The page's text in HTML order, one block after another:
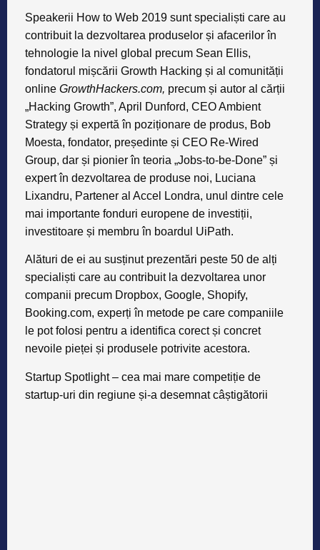
„Hacking Growth”, April Dunford, CEO Ambient
Strategy și expertă în poziționare de produs, Bob
Moesta, fondator, președinte și CEO Re-Wired
Group, dar și pionier în teoria „Jobs-to-be-Done” și
expert în dezvoltarea de produse noi, Luciana
Lixandru, Partener al Accel Londra, unul dintre cele
mai importante fonduri europene de investiții,
investitoare și membru în boardul UiPath.
Alături de ei au susținut prezentări peste 50 de alți
specialiști care au contribuit la dezvoltarea unor
Booking.com, experți în metode pe care companiile
le pot folosi pentru a identifica corect și concret
nevoile pieței și produsele potrivite acestora.
Startup Spotlight – cea mai mare competiție de
startup-uri din regiune și-a desemnat câștigătorii